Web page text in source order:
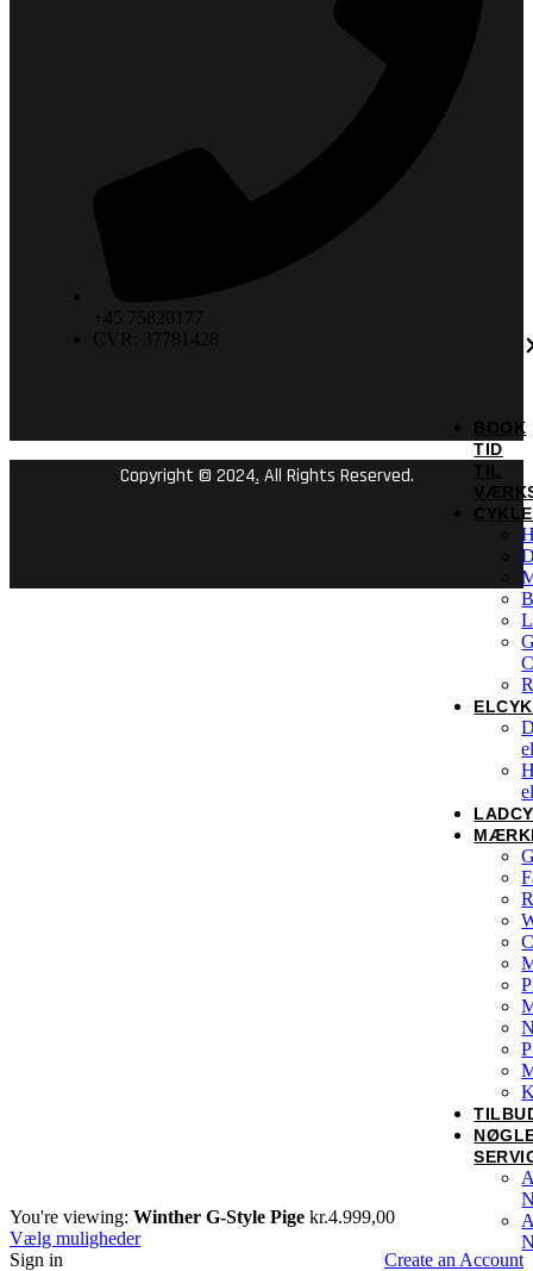
BOOK
TID
TIL
+45 75820177
CVR: 37781428
Copyright © 2024. All Rights Reserved.
You're viewing: Winther G-Style Pige kr.4.999,00
Vælg muligheder
Sign in
Create an Account